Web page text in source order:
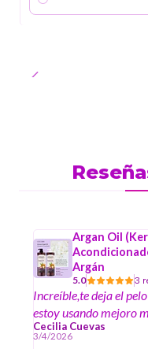
Cantidad
Argan Oil
Argán
5.0
Increíble,te deja el
estoy usando mejoro
Cecilia Cuevas
3/4/2026